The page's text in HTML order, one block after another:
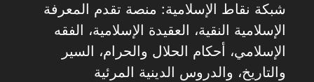
شبكة نقاط الإسلامية: منصة تقدم المعرفة
الإسلامية النقية، العقيدة الإسلامية، الفقه
الإسلامي، أحكام الحلال والحرام، السير
والتاريخ، والدروس الدينية المرئية